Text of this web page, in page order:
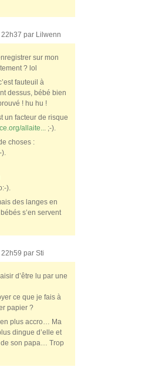
22h37 par Lilwenn
sur mon
? lol
fauteuil à
dessus, bébé bien
! hu hu !
un facteur de risque
allaite... ;-).
choses :
).
).
des langes en
s’en servent
22h59 par Sti
d’être lu par une
ce que je fais à
papier ?
plus accro… Ma
dingue d’elle et
son papa… Trop